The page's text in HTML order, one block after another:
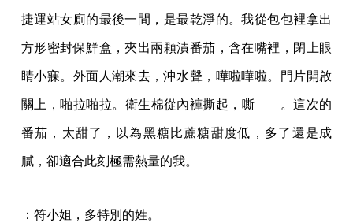
捷運站女廁的最後一間，是最乾淨的。我從包包裡拿出
方形密封保鮮盒，夾出兩顆漬番茄，含在嘴裡，閉上眼
睛小寐。外面人潮來去，沖水聲，嘩啦嘩啦。門片開啟
關上，啪拉啪拉。衛生棉從內褲撕起，嘶——。這次的
番茄，太甜了，以為黑糖比蔗糖甜度低，多了還是成
膩，卻適合此刻極需熱量的我。
：符小姐，多特別的姓。